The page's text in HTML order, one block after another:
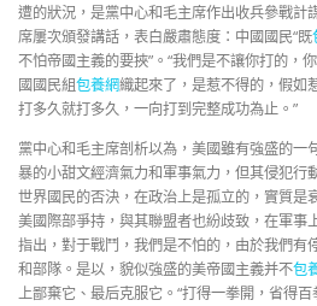
遭的狀況，是黨中心和毛主席作出收兵參戰計
席屢次頒發講話，表白嚴肅態度：中國國民“既
不怕帝國主義的要挾”。“我們是不讓你打的，
國國民組包養網織起來了，是惹不得的，假如
打多久就打多久，一向打到完整成功為止。”
黨中心和毛主席剖析以為，美國雖有強盛的一
暴的小甜文經濟氣力和軍事氣力，但其侵犯行
世界國民的否決，在政治上是孤立的，實質是
美國際部爭持，與其聯盟者也紛歧致，在軍事
指出，對于戰鬥，我們是不怕的，由於我們有
和部隊。是以，貌似強盛的美帝國主義并不包
上鄙棄它、最后克服它。“打得一拳開，省得